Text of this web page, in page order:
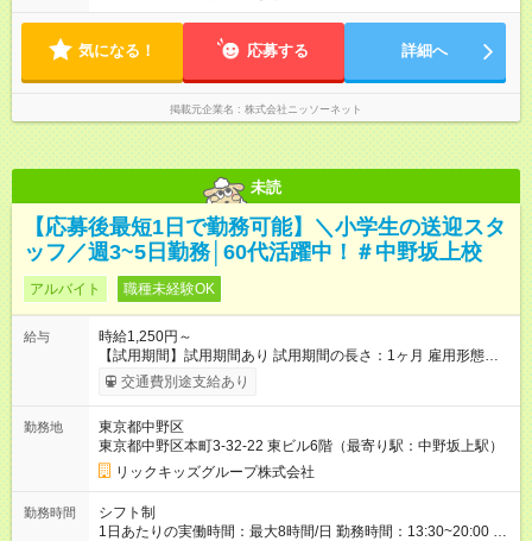
気になる！ 応募する 詳細へ
掲載元企業名 株式会社ニッソーネット
未読
【応募後最短1日で勤務可能】＼小学生の送迎スタ
ッフ／週3~5日勤務│60代活躍中！＃中野坂上校
アルバイト 職種未経験OK
給与
時給1,250円～
【試用期間】試用期間あり 試用期間の長さ：1ヶ月 雇用形態、
給与は本採用時と同じです。
交通費別途支給あり
勤務地
東京都中野区
東京都中野区本町3-32-22 東ビル6階（最寄り駅：中野坂上駅）
リックキッズグループ株式会社
勤務時間
シフト制
1日あたりの実働時間：最大8時間/日 勤務時間：13:30~20:00 ※